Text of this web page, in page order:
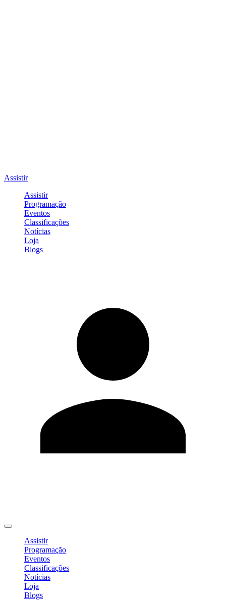
Assistir
Assistir
Programação
Eventos
Classificações
Notícias
Loja
Blogs
Assistir
Programação
Eventos
Classificações
Notícias
Loja
Blogs